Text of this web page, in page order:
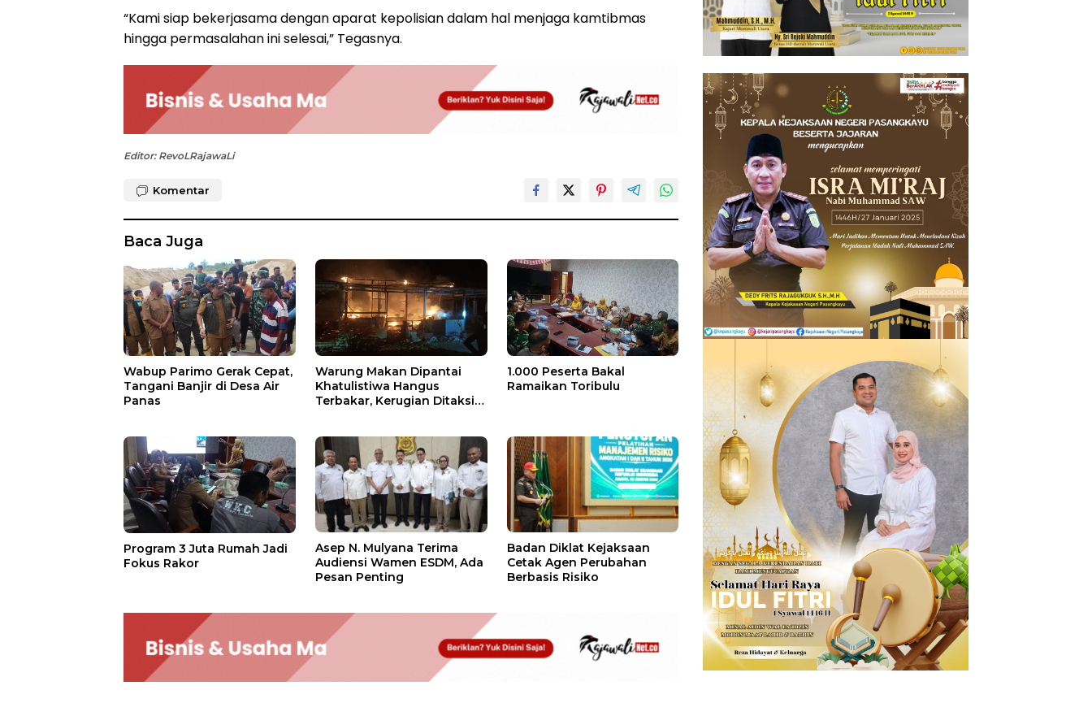
“Kami siap bekerjasama dengan aparat kepolisian dalam hal menjaga kamtibmas
hingga permasalahan ini selesai,” Tegasnya.
Editor: RevoLRajawaLi
Komentar
Baca Juga
Wabup Parimo Gerak Cepat,
Tangani Banjir di Desa Air
Panas
Warung Makan Dipantai
Khatulistiwa Hangus
Terbakar, Kerugian Ditaksir
1.000 Peserta Bakal
Ramaikan Toribulu
Program 3 Juta Rumah Jadi
Fokus Rakor
Asep N. Mulyana Terima
Audiensi Wamen ESDM, Ada
Pesan Penting
Badan Diklat Kejaksaan
Cetak Agen Perubahan
Berbasis Risiko